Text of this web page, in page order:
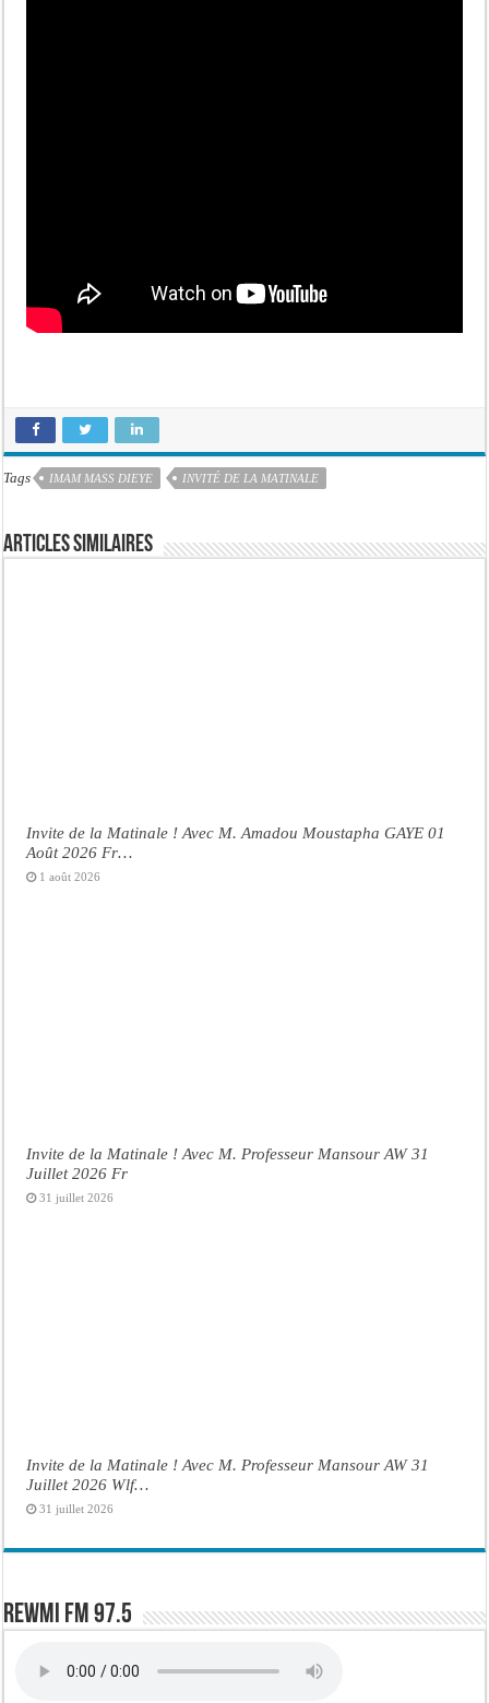
Tags IMAM MASS DIEYE INVITÉ DE LA MATINALE
Articles similaires
Invite de la Matinale ! Avec M. Amadou Moustapha GAYE 01
Août 2026 Fr…
1 août 2026
Invite de la Matinale ! Avec M. Professeur Mansour AW 31
Juillet 2026 Fr
31 juillet 2026
Invite de la Matinale ! Avec M. Professeur Mansour AW 31
Juillet 2026 Wlf…
31 juillet 2026
Rewmi FM 97.5